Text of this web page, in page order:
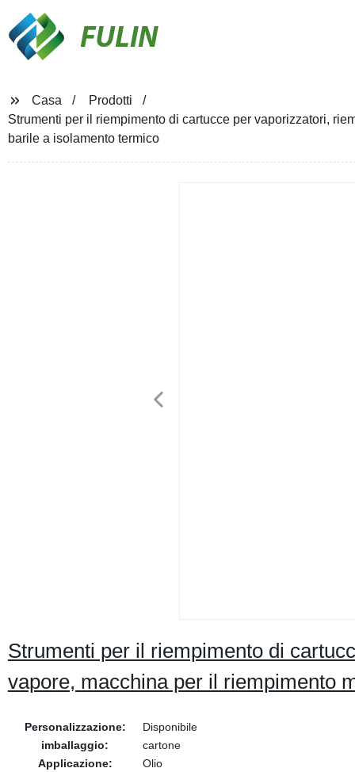
FULIN
Casa
Prodotti
Strumenti per il riempimento di cartucce per vaporizzatori,
barile a isolamento termico
Strumenti per il riempimento di
vapore, macchina per il riempimento
Personalizzazione:
Disponibile
imballaggio:
cartone
Applicazione:
Olio